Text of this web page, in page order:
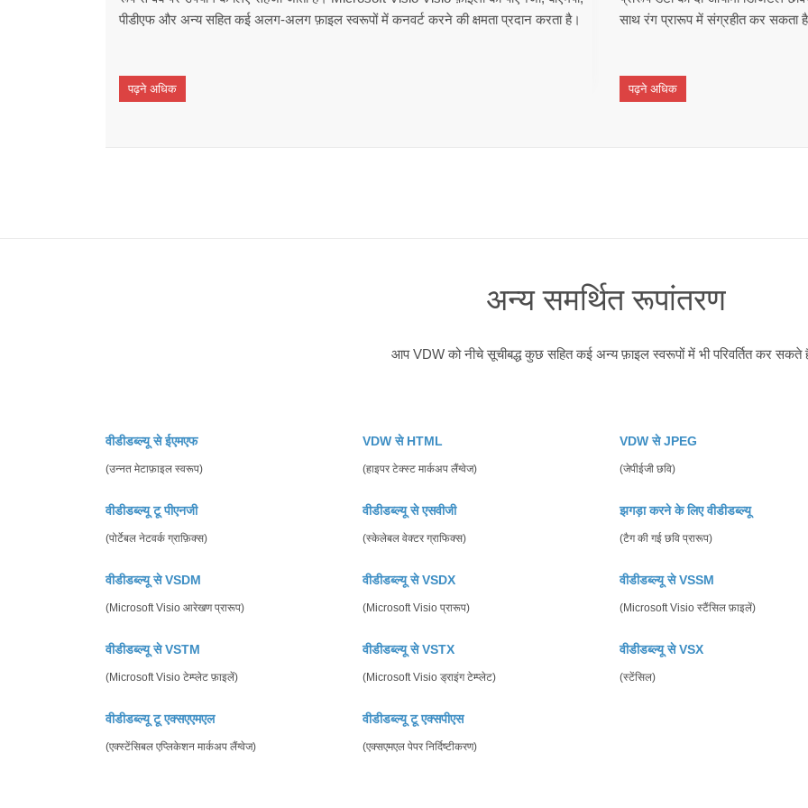
पीडीएफ और अन्य सहित कई अलग-अलग फ़ाइल स्वरूपों में कनवर्ट करने की क्षमता प्रदान करता है।
पढ़ने अधिक
साथ रंग प्रारूप में संग्रहीत कर सकता
पढ़ने अधिक
अन्य समर्थित रूपांतरण
आप VDW को नीचे सूचीबद्ध कुछ सहित कई अन्य फ़ाइल स्वरूपों में भी परिवर्तित कर सकते
वीडीडब्ल्यू से ईएमएफ
(उन्नत मेटाफ़ाइल स्वरूप)
VDW से HTML
(हाइपर टेक्स्ट मार्कअप लैंग्वेज)
VDW से JPEG
(जेपीईजी छवि)
वीडीडब्ल्यू टू पीएनजी
(पोर्टेबल नेटवर्क ग्राफ़िक्स)
वीडीडब्ल्यू से एसवीजी
(स्केलेबल वेक्टर ग्राफिक्स)
झगड़ा करने के लिए वीडीडब्ल्यू
(टैग की गई छवि प्रारूप)
वीडीडब्ल्यू से VSDM
(Microsoft Visio आरेखण प्रारूप)
वीडीडब्ल्यू से VSDX
(Microsoft Visio प्रारूप)
वीडीडब्ल्यू से VSSM
(Microsoft Visio स्टैंसिल फ़ाइलें)
वीडीडब्ल्यू से VSTM
(Microsoft Visio टेम्प्लेट फ़ाइलें)
वीडीडब्ल्यू से VSTX
(Microsoft Visio ड्राइंग टेम्प्लेट)
वीडीडब्ल्यू से VSX
(स्टेंसिल)
वीडीडब्ल्यू टू एक्सएएमएल
(एक्स्टेंसिबल एप्लिकेशन मार्कअप लैंग्वेज)
वीडीडब्ल्यू टू एक्सपीएस
(एक्सएमएल पेपर निर्दिष्टीकरण)